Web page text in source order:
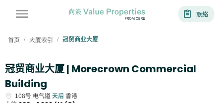
联络
首页 / 大厦索引 / 冠贸商业大厦
冠贸商业大厦 | Morecrown Commercial
Building
108号 电气道天后香港